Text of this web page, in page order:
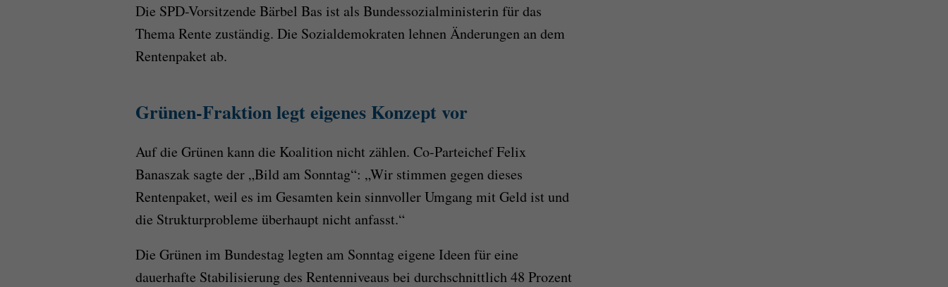
Die SPD-Vorsitzende Bärbel Bas ist als Bundessozialministerin für das
Thema Rente zuständig. Die Sozialdemokraten lehnen Änderungen an dem
Rentenpaket ab.
Grünen-Fraktion legt eigenes Konzept vor
Auf die Grünen kann die Koalition nicht zählen. Co-Parteichef Felix
Banaszak sagte der „Bild am Sonntag“: „Wir stimmen gegen dieses
Rentenpaket, weil es im Gesamten kein sinnvoller Umgang mit Geld ist und
die Strukturprobleme überhaupt nicht anfasst.“
Die Grünen im Bundestag legten am Sonntag eigene Ideen für eine
dauerhafte Stabilisierung des Rentenniveaus bei durchschnittlich 48 Prozent